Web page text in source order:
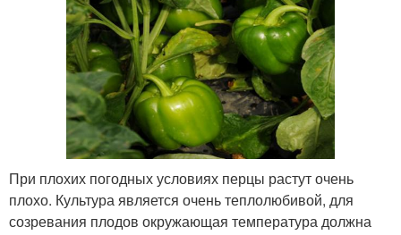
При плохих погодных условиях перцы растут очень
плохо. Культура является очень теплолюбивой, для
созревания плодов окружающая температура должна